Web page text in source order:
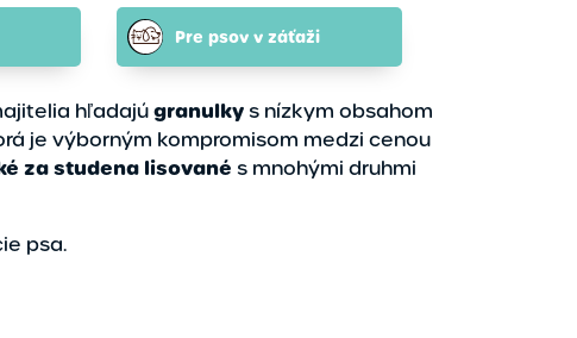
Pre psov v záťaži
hľadajúgranulkys nízkym obsahom
je výborným kompromisom medzi cenou
za studena lisované s mnohými druhmi
psa.